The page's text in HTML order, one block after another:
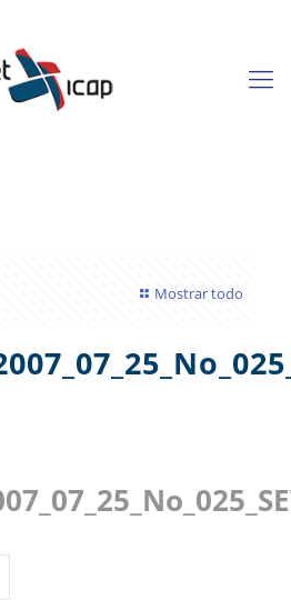
Mostrar todo